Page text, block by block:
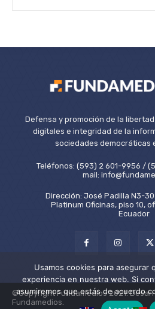
Defensa y promoción de la
digitales e integridad de la
sociedades democráticas
Teléfonos: (593) 2 601-9956 /
mail:
Dirección: José Padilla N3-
Platinum Oficinas, piso 10,
Ecuador
©Copyright Fundamedios 2021.
Fundamedios.
Usamos cookies para asegurar
experiencia en nuestra web. Si
asumiremos que estás de acuerdo